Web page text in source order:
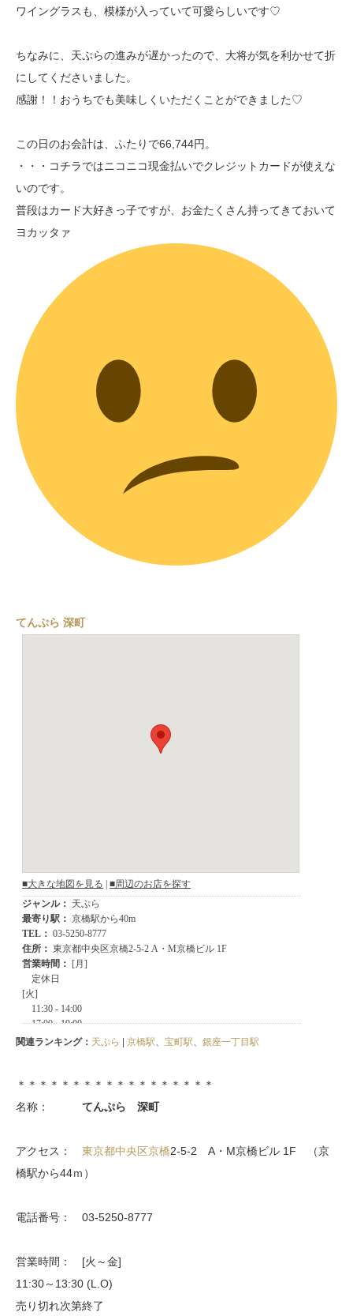
ワイングラスも、模様が入っていて可愛らしいです♡
ちなみに、天ぷらの進みが遅かったので、大将が気を利かせて折
にしてくださいました。
感謝！！おうちでも美味しくいただくことができました♡
この日のお会計は、ふたりで66,744円。
・・・コチラではニコニコ現金払いでクレジットカードが使えな
いのです。
普段はカード大好きっ子ですが、お金たくさん持ってきておいて
ヨカッタァ
てんぷら 深町
関連ランキング： 天ぷら 京橋駅、 宝町駅、 銀座一丁目駅
＊＊＊＊＊＊＊＊＊＊＊＊＊＊＊＊＊＊
名称：
てんぷら 深町
アクセス： 東京都中央区京橋2-5-2 A・M京橋ビル 1F （京
橋駅から44ｍ）
電話番号： 03-5250-8777
営業時間： [火～金]
11:30～13:30 (L.O)
売り切れ次第終了